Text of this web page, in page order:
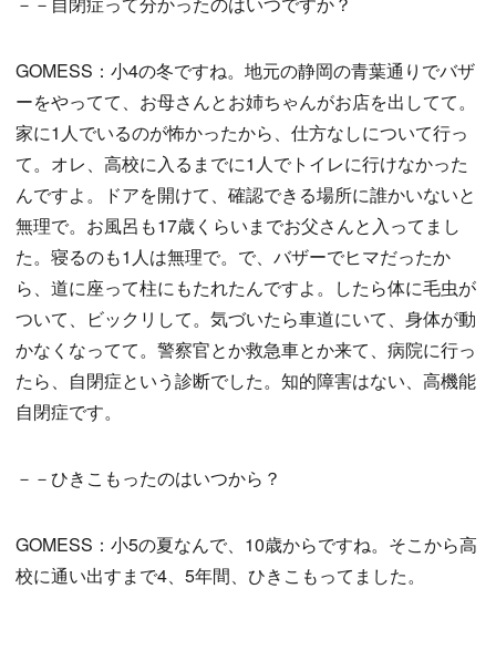
GOMESS：小4の冬ですね。地元の静岡の青葉通りでバザ
ーをやってて、お母さんとお姉ちゃんがお店を出してて。
家に1人でいるのが怖かったから、仕方なしについて行っ
て。オレ、高校に入るまでに1人でトイレに行けなかった
んですよ。ドアを開けて、確認できる場所に誰かいないと
無理で。お風呂も17歳くらいまでお父さんと入ってまし
た。寝るのも1人は無理で。で、バザーでヒマだったか
ら、道に座って柱にもたれたんですよ。したら体に毛虫が
ついて、ビックリして。気づいたら車道にいて、身体が動
かなくなってて。警察官とか救急車とか来て、病院に行っ
たら、自閉症という診断でした。知的障害はない、高機能
自閉症です。
－－ひきこもったのはいつから？
GOMESS：小5の夏なんで、10歳からですね。そこから高
校に通い出すまで4、5年間、ひきこもってました。